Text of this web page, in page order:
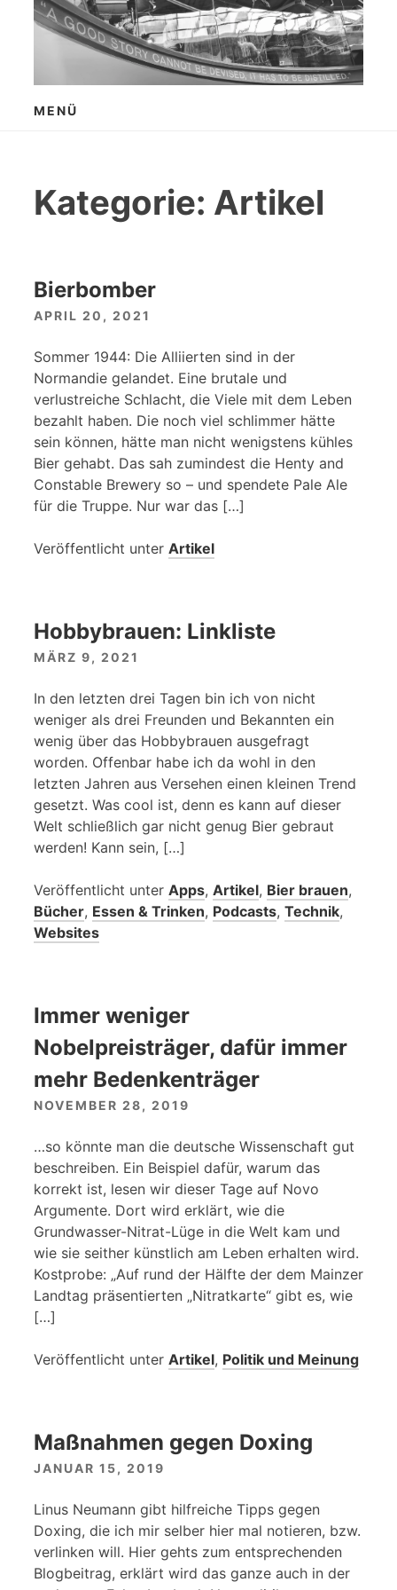
MENÜ
Kategorie: Artikel
Bierbomber
APRIL 20, 2021
Sommer 1944: Die Alliierten sind in der
Normandie gelandet. Eine brutale und
verlustreiche Schlacht, die Viele mit dem Leben
bezahlt haben. Die noch viel schlimmer hätte
sein können, hätte man nicht wenigstens kühles
Bier gehabt. Das sah zumindest die Henty and
Constable Brewery so – und spendete Pale Ale
für die Truppe. Nur war das […]
Veröffentlicht unter Artikel
Hobbybrauen: Linkliste
MÄRZ 9, 2021
In den letzten drei Tagen bin ich von nicht
weniger als drei Freunden und Bekannten ein
wenig über das Hobbybrauen ausgefragt
worden. Offenbar habe ich da wohl in den
letzten Jahren aus Versehen einen kleinen Trend
gesetzt. Was cool ist, denn es kann auf dieser
Welt schließlich gar nicht genug Bier gebraut
werden! Kann sein, […]
Veröffentlicht unter Apps, Artikel, Bier brauen,
Bücher, Essen & Trinken, Podcasts, Technik,
Websites
Immer weniger
Nobelpreisträger, dafür immer
mehr Bedenkenträger
NOVEMBER 28, 2019
…so könnte man die deutsche Wissenschaft gut
beschreiben. Ein Beispiel dafür, warum das
korrekt ist, lesen wir dieser Tage auf Novo
Argumente. Dort wird erklärt, wie die
Grundwasser-Nitrat-Lüge in die Welt kam und
wie sie seither künstlich am Leben erhalten wird.
Kostprobe: „Auf rund der Hälfte der dem Mainzer
Landtag präsentierten „Nitratkarte“ gibt es, wie
[…]
Veröffentlicht unter Artikel, Politik und Meinung
Maßnahmen gegen Doxing
JANUAR 15, 2019
Linus Neumann gibt hilfreiche Tipps gegen
Doxing, die ich mir selber hier mal notieren, bzw.
verlinken will. Hier gehts zum entsprechenden
Blogbeitrag, erklärt wird das ganze auch in der